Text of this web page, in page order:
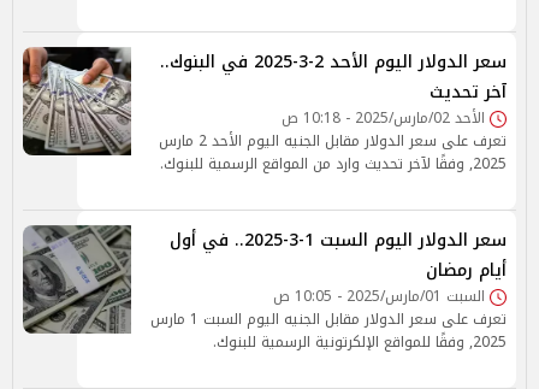
سعر الدولار اليوم الأحد 2-3-2025 في البنوك..
آخر تحديث
الأحد 02/مارس/2025 - 10:18 ص
تعرف على سعر الدولار مقابل الجنيه اليوم الأحد 2 مارس
2025, وفقًا لآخر تحديث وارد من المواقع الرسمية للبنوك.
سعر الدولار اليوم السبت 1-3-2025.. في أول
أيام رمضان
السبت 01/مارس/2025 - 10:05 ص
تعرف على سعر الدولار مقابل الجنيه اليوم السبت 1 مارس
2025, وفقًا للمواقع الإلكرتونية الرسمية للبنوك.